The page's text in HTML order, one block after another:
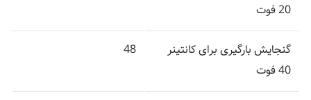
20 فوت
گنجایش بارگیری برای کانتینر
40 فوت
48